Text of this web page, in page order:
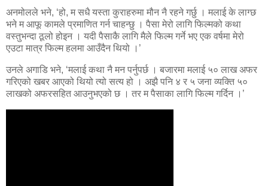
अनमोलले भने, ‘हो, म सधै यस्ता कुराहरुमा मौन नै रहने गर्छु । मलाई के लाग्छ
भने म आफू कामले प्रमाणित गर्न चाहन्छु । पैसा मेरो लागि फिल्मको कथा
वस्तुभन्दा ठूलो होइन । यदी पैसाकै लागि मैले फिल्म गर्ने भए एक वर्षमा मेरो
एउटा मात्र फिल्म हलमा आउँदैन थियो ।’
उनले अगाडि भने, ‘मलाई कथा नै मन पर्नुपर्छ । बजारमा मलाई ५० लाख अफर
गरिएको खबर आएको थियो त्यो सत्य हो । अझै पनि ४ र ५ जना व्यक्ति ५०
लाखको अफरसहित आउनुभएको छ । तर म पैसाका लागि फिल्म गर्दिन ।’